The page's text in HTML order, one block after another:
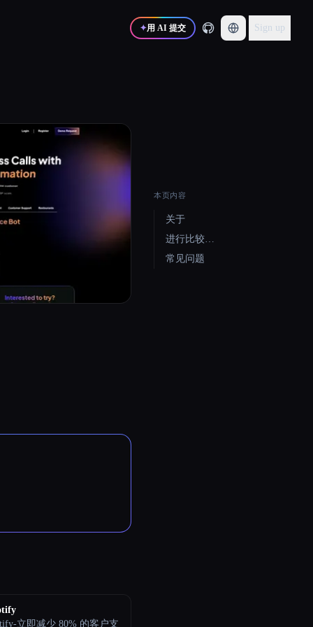
✦用 AI 提交 Sign up
立即减少 80% 的客户支
本页内容
关于
进行比较…
常见问题